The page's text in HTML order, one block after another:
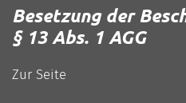
Besetzung der
§ 13 Abs. 1 AGG
Zur Seite